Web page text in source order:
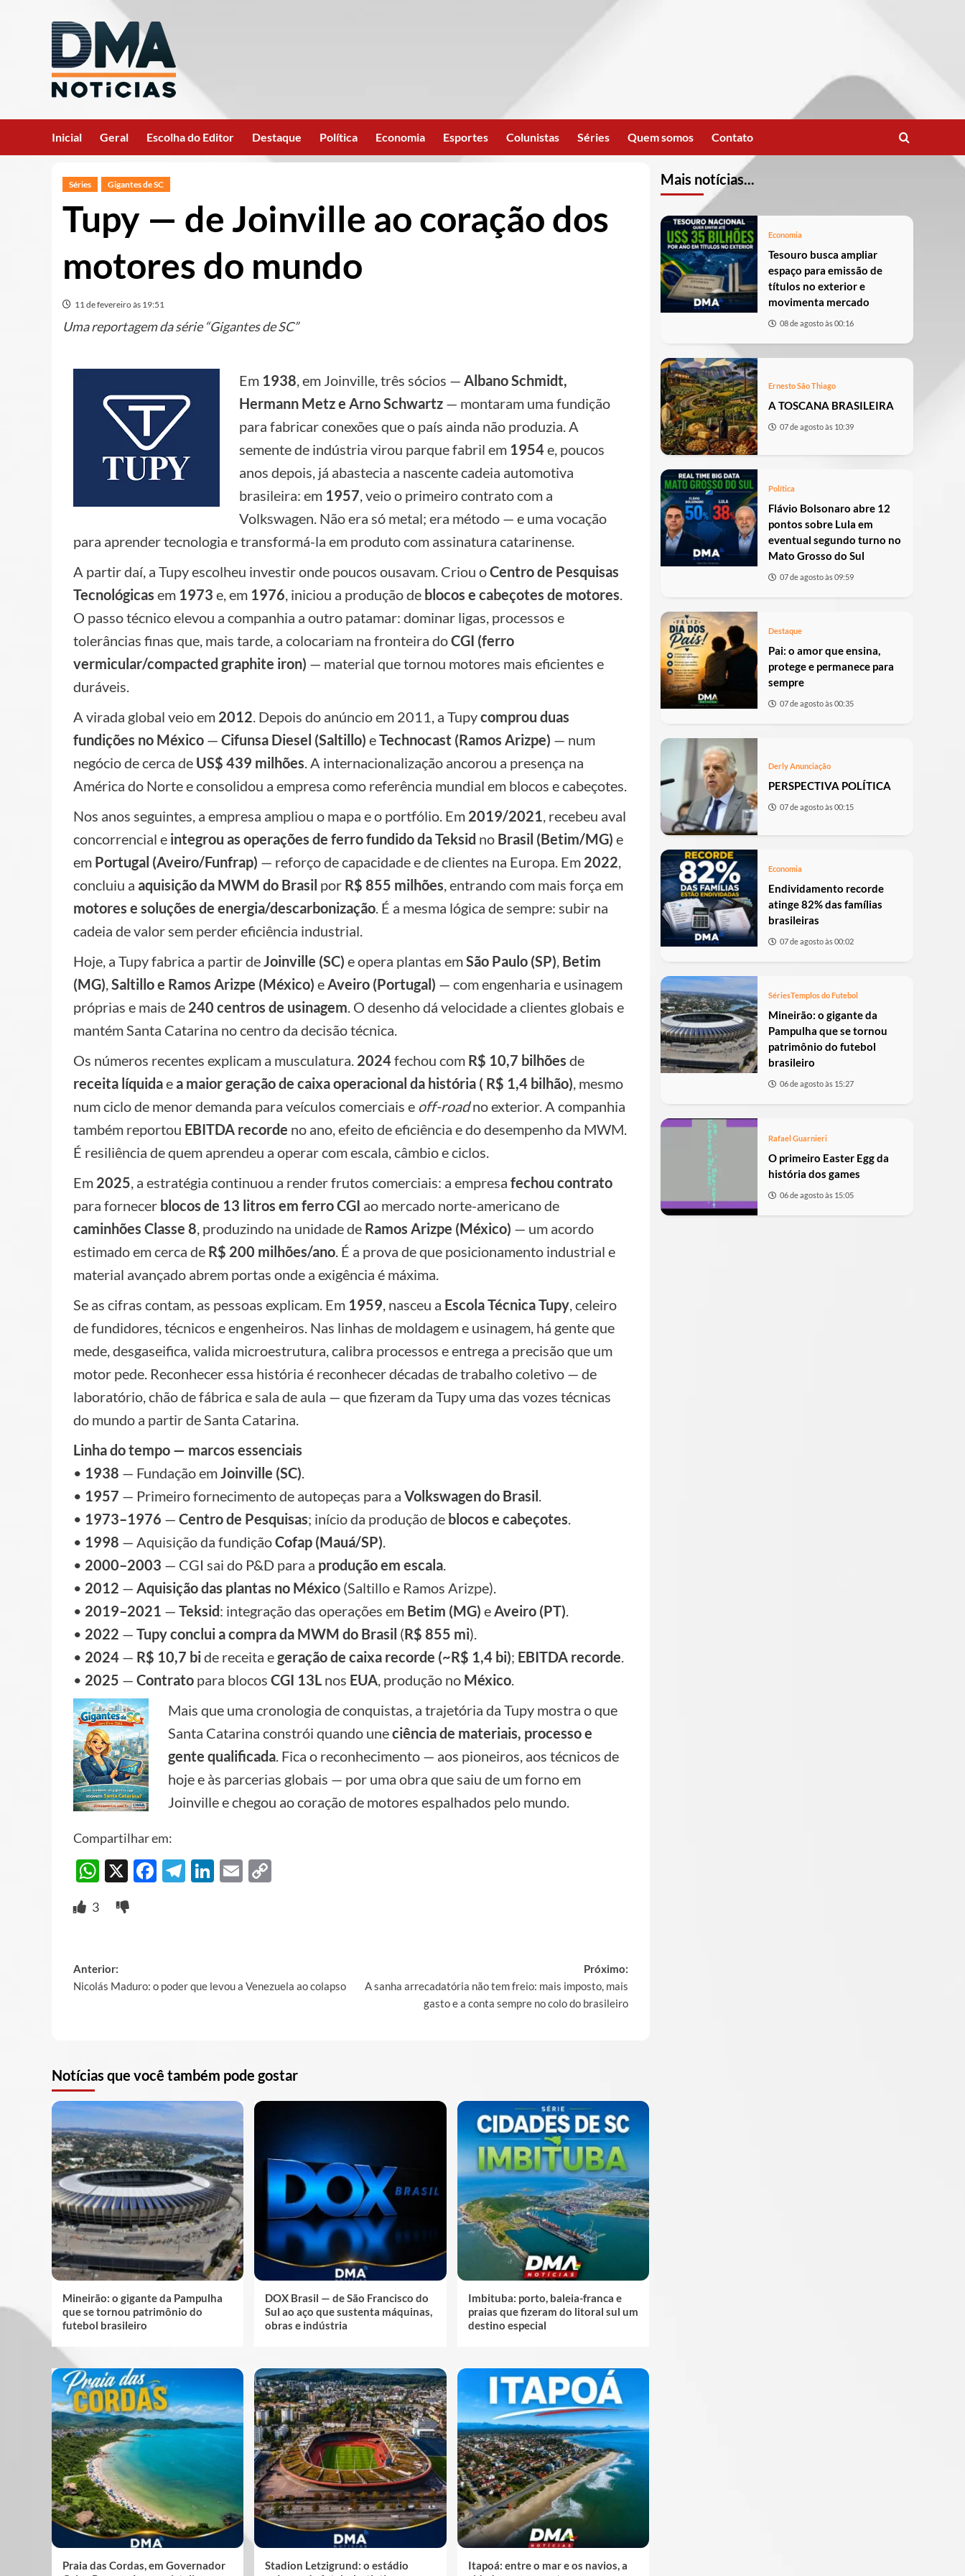
Inicial Geral Escolha do Editor Destaque Política Economia Esportes Colunistas Séries Quem somos Contato
Séries Gigantes de SC
Tupy — de Joinville ao coração dos
motores do mundo
11 de fevereiro às 19:51
Uma reportagem da série “Gigantes de SC”
Em 1938, em Joinville, três sócios — Albano Schmidt,
Hermann Metz e Arno Schwartz — montaram uma fundição
para fabricar conexões que o país ainda não produzia. A
semente de indústria virou parque fabril em 1954e, poucos
anos depois, já abastecia a nascente cadeia automotiva
brasileira: em 1957, veio o primeiro contrato com a
Volkswagen. Não era só metal; era método — e uma vocação
para aprender tecnologia e transformá-la em produto com assinatura catarinense.
A partir daí, a Tupy escolheu investir onde poucos ousavam. Criou oCentro de Pesquisas
Tecnológicas em 1973 e, em 1976, iniciou a produção de blocos e cabeçotes de motores.
O passo técnico elevou a companhia a outro patamar: dominar ligas, processos e
tolerâncias finas que, mais tarde, a colocariam na fronteira doCGI (ferro
vermicular/compacted graphite iron) — material que tornou motores mais eficientes e
duráveis.
A virada global veio em 2012. Depois do anúncio em 2011, a Tupycomprou duas
fundições no México — Cifunsa Diesel (Saltillo) eTechnocast (Ramos Arizpe) — num
negócio de cerca de US$ 439 milhões. A internacionalização ancorou a presença na
América do Norte e consolidou a empresa como referência mundial em blocos e cabeçotes.
Nos anos seguintes, a empresa ampliou o mapa e o portfólio. Em 2019/2021, recebeu aval
concorrencial e integrou as operações de ferro fundido da Teksid no Brasil (Betim/MG) e
em Portugal (Aveiro/Funfrap) — reforço de capacidade e de clientes na Europa. Em 2022,
concluiu a aquisição da MWM do Brasil por R$ 855 milhões, entrando com mais força em
motores e soluções de energia/descarbonização. É a mesma lógica de sempre: subir na
cadeia de valor sem perder eficiência industrial.
Hoje, a Tupy fabrica a partir deJoinville (SC) e opera plantas emSão Paulo (SP), Betim
(MG),Saltillo e Ramos Arizpe (México) eAveiro (Portugal) — com engenharia e usinagem
próprias e mais de 240 centros de usinagem. O desenho dá velocidade a clientes globais e
mantém Santa Catarina no centro da decisão técnica.
Os números recentes explicam a musculatura. 2024fechou com R$ 10,7 bilhões de
receita líquidaea maior geração de caixa operacional da história ( R$ 1,4 bilhão), mesmo
num ciclo de menor demanda para veículos comerciais e off-roadno exterior. A companhia
também reportou EBITDA recorde no ano, efeito de eficiência e do desempenho da MWM.
É resiliência de quem aprendeu a operar com escala, câmbio e ciclos.
Em 2025, a estratégia continuou a render frutos comerciais: a empresa fechou contrato
para fornecer blocos de 13 litros em ferro CGI ao mercado norte-americano de
caminhões Classe 8, produzindo na unidade de Ramos Arizpe (México) — um acordo
estimado em cerca de R$ 200 milhões/ano. É a prova de que posicionamento industrial e
material avançado abrem portas onde a exigência é máxima.
Se as cifras contam, as pessoas explicam. Em 1959, nasceu a Escola Técnica Tupy, celeiro
de fundidores, técnicos e engenheiros. Nas linhas de moldagem e usinagem, há gente que
mede, desgaseifica, valida microestrutura, calibra processos e entrega a precisão que um
motor pede. Reconhecer essa história é reconhecer décadas de trabalho coletivo — de
laboratório, chão de fábrica e sala de aula — que fizeram da Tupy uma das vozes técnicas
do mundo a partir de Santa Catarina.
Linha do tempo — marcos essenciais
• 1938 — Fundação emJoinville (SC).
• 1957 — Primeiro fornecimento de autopeças para a Volkswagen do Brasil.
• 1973–1976 — Centro de Pesquisas; início da produção de blocos e cabeçotes.
• 1998 — Aquisição da fundiçãoCofap (Mauá/SP).
• 2000–2003 — CGI sai do P&D para a produção em escala.
• 2012 — Aquisição das plantas no México (Saltillo e Ramos Arizpe).
• 2019–2021 — Teksid: integração das operações em Betim (MG) eAveiro (PT).
• 2022 — Tupy conclui a compra da MWM do Brasil (R$ 855 mi).
• 2024 — R$ 10,7 bide receita egeração de caixa recorde (~R$ 1,4 bi); EBITDA recorde.
• 2025 — Contrato para blocos CGI 13L nos EUA, produção no México.
Mais que uma cronologia de conquistas, a trajetória da Tupy mostra o que
Santa Catarina constrói quando uneciência de materiais, processo e
gente qualificada. Fica o reconhecimento — aos pioneiros, aos técnicos de
hoje e às parcerias globais — por uma obra que saiu de um forno em
Joinville e chegou ao coração de motores espalhados pelo mundo.
Compartilhar em:
WhatsApp
X Facebook
Telegram
LinkedIn
Email
3
Post
navigation
Anterior:
Nicolás Maduro: o poder que levou a Venezuela ao colapso
Próximo:
A sanha arrecadatória não tem freio: mais imposto, mais
gasto e a conta sempre no colo do brasileiro
Notícias que você também pode gostar
Mineirão: o gigante da Pampulha
que se tornou patrimônio do
futebol brasileiro
DOX Brasil — de São Francisco do
Sul ao aço que sustenta máquinas,
obras e indústria
Imbituba: porto, baleia-franca e
praias que fizeram do litoral sul um
destino especial
Praia das Cordas, em Governador
Stadion Letzigrund: o estádio
Itapoá: entre o mar e os navios, a
Mais notícias...
Economia
Tesouro busca ampliar
espaço para emissão de
títulos no exterior e
movimenta mercado
08 de agosto às 00:16
Ernesto São Thiago
A TOSCANA BRASILEIRA
07 de agosto às 10:39
Política
Flávio Bolsonaro abre 12
pontos sobre Lula em
eventual segundo turno no
Mato Grosso do Sul
07 de agosto às 09:59
Destaque
Pai: o amor que ensina,
protege e permanece para
sempre
07 de agosto às 00:35
Derly Anunciação
PERSPECTIVA POLÍTICA
07 de agosto às 00:15
Economia
Endividamento recorde
atinge 82% das famílias
brasileiras
07 de agosto às 00:02
SériesTemplos do Futebol
Mineirão: o gigante da
Pampulha que se tornou
patrimônio do futebol
brasileiro
06 de agosto às 15:27
Rafael Guarnieri
O primeiro Easter Egg da
história dos games
06 de agosto às 15:05